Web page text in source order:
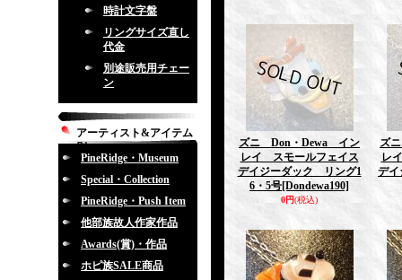
時計文字盤
リングサイズ直し
代金
別途販売用チェー
ン
アーティスト&アイテム
別
PineRidge・Museum
Special・Collection
PineRidge・Push Item
他部族故人作家作品
Awards(賞)・作品
ホピ族SALE商品
ズニ Don・Dewa イン
レイ スモールフェイス
デイジーダック リング1
6・5号[Dondewa190]
0円(税込)
ズ
レ
デ